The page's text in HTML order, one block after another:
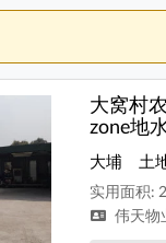
大窝村
zone地
大埔 土
实用面积:
伟天物